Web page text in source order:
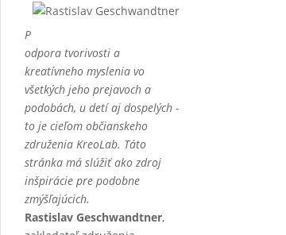
P
odpora tvorivosti a
kreatívneho myslenia vo
všetkých jeho prejavoch a
podobách, u detí aj dospelých -
to je cieľom občianskeho
združenia KreoLab. Táto
stránka má slúžiť ako zdroj
inšpirácie pre podobne
zmýšľajúcich.
Rastislav Geschwandtner,